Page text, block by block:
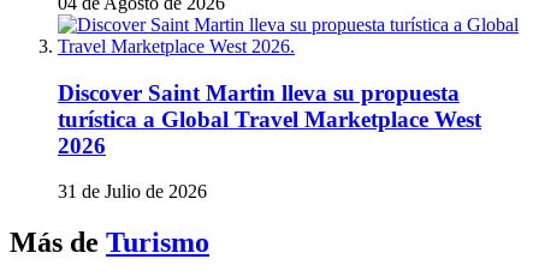
Discover Saint Martin lleva su propuesta
turística a Global Travel Marketplace West
2026
31 de Julio de 2026
Más de Turismo